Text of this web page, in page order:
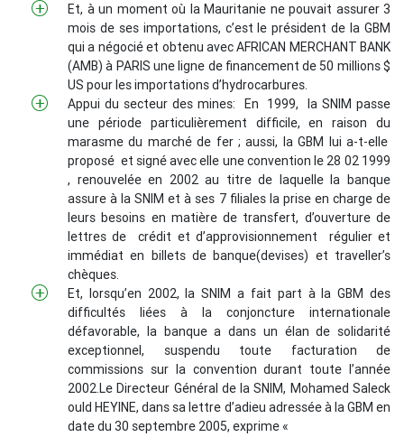
Et, à un moment où la Mauritanie ne pouvait assurer 3
mois de ses importations, c’est le président de la GBM
qui a négocié et obtenu avecAFRICAN MERCHANT BANK
(AMB) à PARIS une ligne de financement de 50 millions $
US pour les importations d’hydrocarbures.
Appui du secteur des mines: En 1999, la SNIM passe
une période particulièrement difficile, en raison du
marasme du marché de fer ; aussi, la GBM lui a-t-elle
proposé et signé avec elle une convention le 28 02 1999
, renouvelée en 2002 au titre de laquelle la banque
assure à la SNIM et à ses 7 filiales la prise en charge de
leurs besoins en matière de transfert, d’ouverture de
lettres de crédit et d’approvisionnement régulier et
immédiat en billets de banque(devises) et traveller’s
chèques.
Et, lorsqu’en 2002, la SNIM a fait part à la GBM des
difficultés liées à la conjoncture internationale
défavorable, la banque a dans un élan de solidarité
exceptionnel, suspendu toute facturation de
commissions sur la convention durant toute l’année
2002.Le Directeur Général de la SNIM, Mohamed Saleck
ould HEYINE, dans sa lettre d’adieu adressée à la GBM en
date du 30 septembre 2005, exprime «